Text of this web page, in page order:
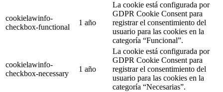
cookielawinfo-
checkbox-functional
1 año
La cookie está configurada por
GDPR Cookie Consent para
registrar el consentimiento del
usuario para las cookies en la
categoría “Funcional”.
cookielawinfo-
checkbox-necessary
1 año
La cookie está configurada por
GDPR Cookie Consent para
registrar el consentimiento del
usuario para las cookies en la
categoría “Necesarias”.